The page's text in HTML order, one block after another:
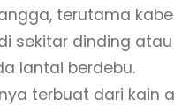
terutama
sekitar dinding
lantai berdebu.
terbuat dari kain